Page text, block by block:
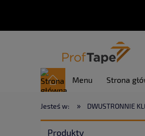
Menu Strona
Jesteś w: » DWUSTRONNIE
Produkty